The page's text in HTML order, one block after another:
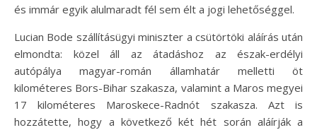
és immár egyik alulmaradt fél sem élt a jogi lehetőséggel.
Lucian Bode szállításügyi miniszter a csütörtöki aláírás után
elmondta: közel áll az átadáshoz az észak-erdélyi
autópálya magyar-román államhatár melletti öt
kilométeres Bors-Bihar szakasza, valamint a Maros megyei
17 kilométeres Maroskece-Radnót szakasza. Azt is
hozzátette, hogy a következő két hét során aláírják a